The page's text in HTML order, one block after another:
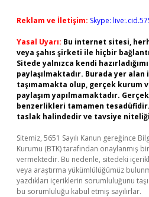
Reklam ve İletişim: Skype:
Yasal Uyarı: Bu internet sitesi,
veya şahıs şirketi ile hiçbir
Sitede yalnızca kendi
paylaşılmaktadır. Burada yer
taşımamakta olup, gerçek kurum
paylaşım yapılmamaktadır.
benzerlikleri tamamen
taslak halindedir ve tavsiye
Sitemiz, 5651 Sayılı Kanun gereğince
Kurumu (BTK) tarafından onaylanmış
vermektedir. Bu nedenle, sitedeki
veya araştırma yükümlülüğümüz
yazdıkları içeriklerin sorumluluğunu
bu sorumluluğu kabul etmiş sayılırlar.